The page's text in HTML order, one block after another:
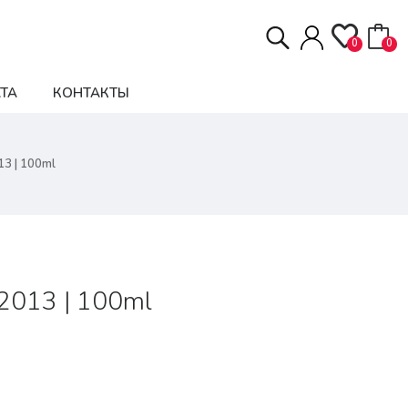
0 0
КОНТАКТЫ
| 100ml
| 100ml